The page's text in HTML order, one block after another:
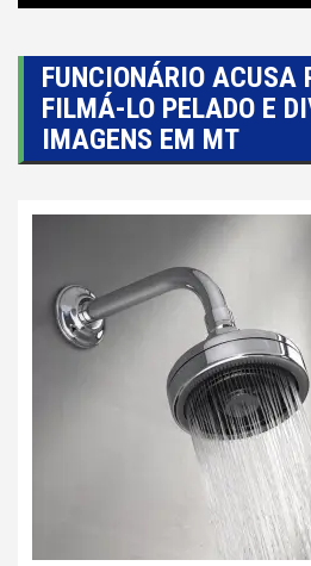
FUNCIONÁRIO ACUSA
FILMÁ-LO PELADO E
IMAGENS EM MT